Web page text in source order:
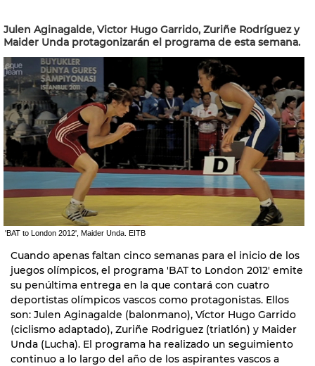
Julen Aginagalde, Victor Hugo Garrido, Zuriñe Rodríguez y
Maider Unda protagonizarán el programa de esta semana.
'BAT to London 2012', Maider Unda. EITB
Cuando apenas faltan cinco semanas para el inicio de los
juegos olímpicos, el programa 'BAT to London 2012' emite
su penúltima entrega en la que contará con cuatro
deportistas olímpicos vascos como protagonistas. Ellos
son: Julen Aginagalde (balonmano), Víctor Hugo Garrido
(ciclismo adaptado), Zuriñe Rodriguez (triatlón) y Maider
Unda (Lucha). El programa ha realizado un seguimiento
continuo a lo largo del año de los aspirantes vascos a